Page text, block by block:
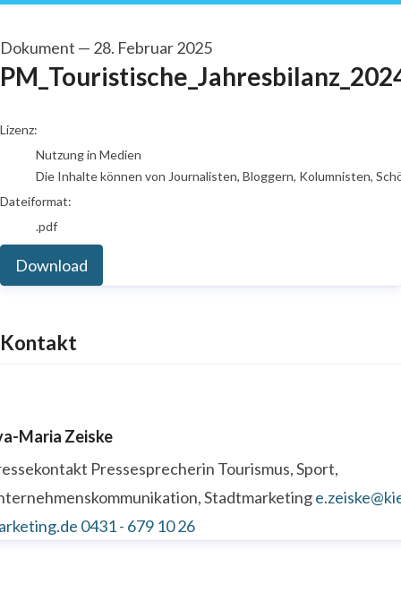
Dokument — 28. Februar 2025
go to media item
Lizenz:
Nutzung in Medien
Die Inhalte können von Journalisten, Bloggern, Kolumnisten,
Dateiformat:
.pdf
Download
Kontakt
Maria Zeiske
Pressesprecherin Tourismus, Sport,
Stadtmarketing
0431 - 679 10 26